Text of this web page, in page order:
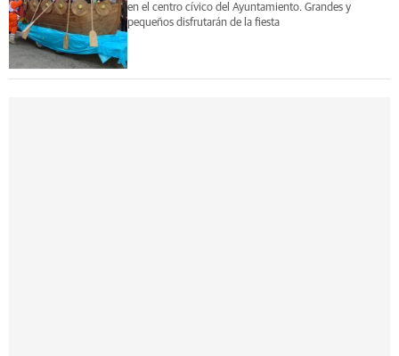
en el centro cívico del Ayuntamiento. Grandes y
pequeños disfrutarán de la fiesta